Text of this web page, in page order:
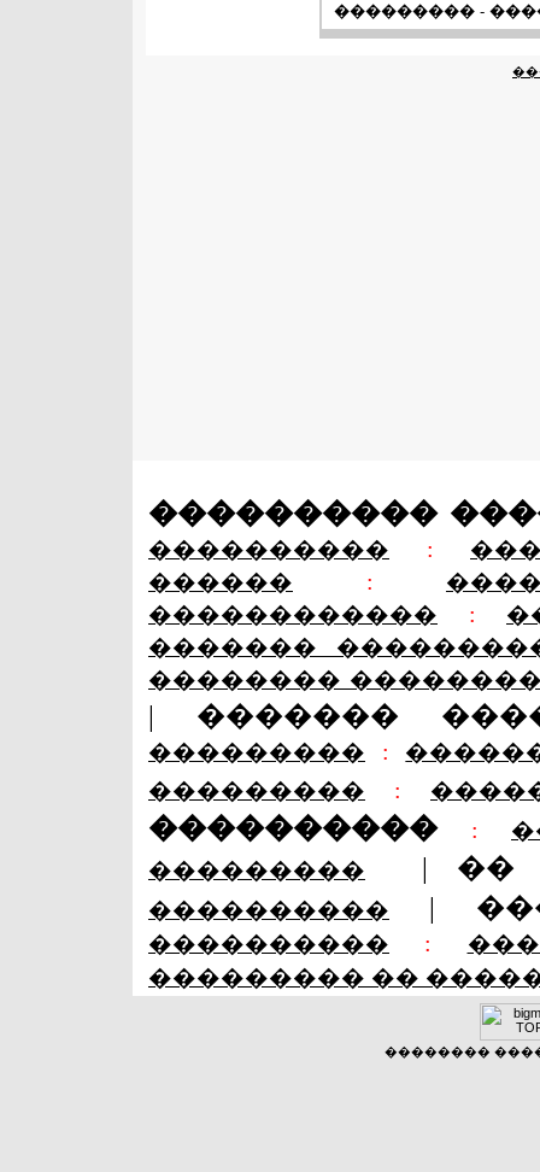
��������� -
����������
���������� :
������ :
������������ :
�������
��������
| �������
��������� :
��������� :
���������� :
���������
| ��
���������� |
���������� :
��������� ��
��������